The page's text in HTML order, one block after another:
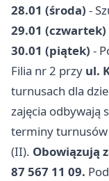
28.01 (środa) -
29.01 (czwartek)
30.01 (piątek) -
Filia nr 2 przy ul.
turnusach dla
zajęcia odbywają
terminy
(II). Obowiązują
87 567 11 09.